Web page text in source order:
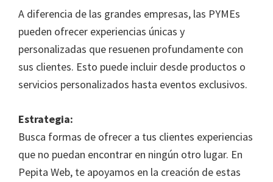
A diferencia de las grandes empresas, las PYMEs
pueden ofrecer experiencias únicas y
personalizadas que resuenen profundamente con
sus clientes. Esto puede incluir desde productos o
servicios personalizados hasta eventos exclusivos.
Estrategia:
Busca formas de ofrecer a tus clientes experiencias
que no puedan encontrar en ningún otro lugar. En
Pepita Web, te apoyamos en la creación de estas